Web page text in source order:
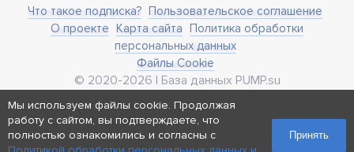
Что такое подписка? Пользовательское соглашение
О проекте Карта сайта Политика обработки
персональных данных
Файлы Cookie
© 2020-2026 | База данных PUMP.su
г. Москва, ул. Ленинская Слобода 19
Реквизиты
Мы используем файлы cookie. Продолжая
работу с сайтом, вы подтверждаете, что
полностью ознакомились и согласны с
Принять